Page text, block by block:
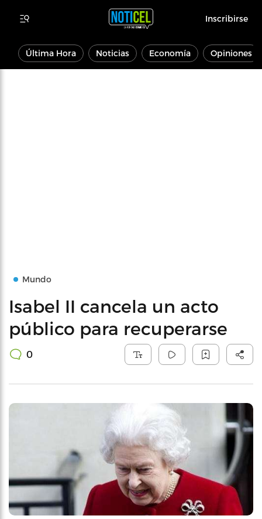
Inscribirse
Última Hora Noticias Economía Opiniones
Mundo
Isabel II cancela un acto
público para recuperarse
0